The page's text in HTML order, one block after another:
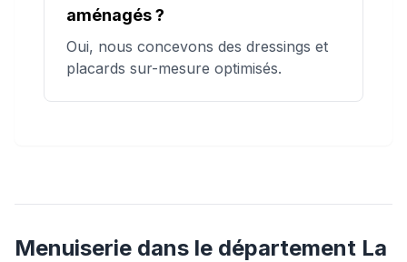
aménagés ?
Oui, nous concevons des dressings et
placards sur-mesure optimisés.
Menuiserie dans le département La